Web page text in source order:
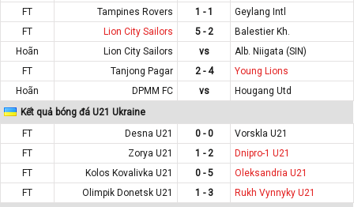
FT
Tampines Rovers 1 - 1
Geylang Intl
FT
Lion City Sailors 5 - 2
Balestier Kh.
Hoãn
Lion City Sailors vs
Alb. Niigata (SIN)
FT
Tanjong Pagar 2 - 4
Young Lions
Hoãn
DPMM FC vs
Hougang Utd
Kết quả bóng đá U21 Ukraine
FT
Desna U21 0 - 0
Vorskla U21
FT
Zorya U21 1 - 2
Dnipro-1 U21
FT
Kolos Kovalivka U21 0 - 5
Oleksandria U21
FT
Olimpik Donetsk U21 1 - 3
Rukh Vynnyky U21